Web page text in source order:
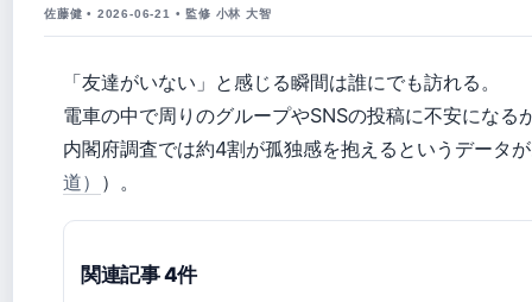
佐藤健 • 2026-06-21 • 監修 小林 大智
「友達がいない」と感じる瞬間は誰にでも訪れる。
電車の中で周りのグループやSNSの投稿に不安になる
内閣府調査では約4割が孤独感を抱えるというデータ
道） ）。
関連記事 4件